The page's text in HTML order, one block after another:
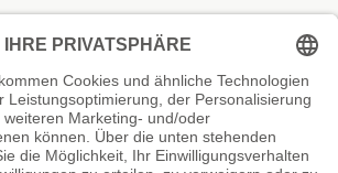
Unsere Prüfsiegel